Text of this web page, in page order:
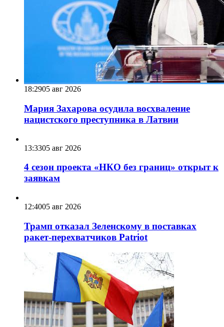
18:2905 авг 2026
Мария Захарова осудила восхваление
нацистского преступника в Латвии
13:3305 авг 2026
4 сезон проекта «НКО без границ» открыт к
заявкам
12:4005 авг 2026
Трамп отказал Зеленскому в поставках
ракет-перехватчиков Patriot